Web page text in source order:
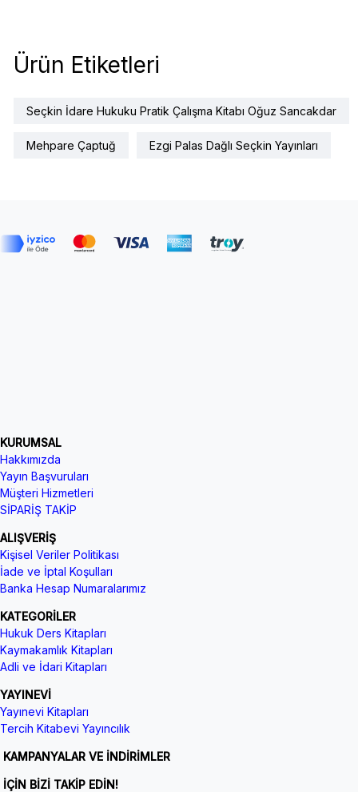
Ürün Etiketleri
Seçkin İdare Hukuku Pratik Çalışma Kitabı Oğuz Sancakdar
Mehpare Çaptuğ Ezgi Palas Dağlı Seçkin Yayınları
KURUMSAL
Hakkımızda
Yayın Başvuruları
Müşteri Hizmetleri
SİPARİŞ TAKİP
ALIŞVERİŞ
Kişisel Veriler Politikası
İade ve İptal Koşulları
Banka Hesap Numaralarımız
KATEGORİLER
Hukuk Ders Kitapları
Kaymakamlık Kitapları
Adli ve İdari Kitapları
YAYINEVİ
Yayınevi Kitapları
Tercih Kitabevi Yayıncılık
KAMPANYALAR VE İNDİRİMLER
İÇİN BİZİ TAKİP EDİN!